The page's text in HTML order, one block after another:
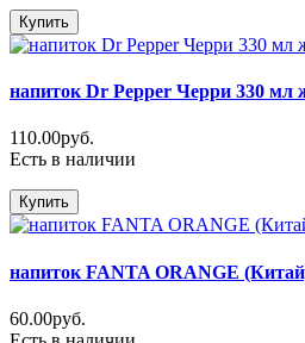
Купить
напиток Dr Pepper Черри 330 мл
110.00руб.
Есть в наличии
Купить
напиток FANTA ORANGE
60.00руб.